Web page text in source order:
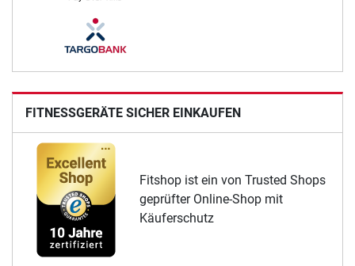
FITNESSGERÄTE SICHER EINKAUFEN
Fitshop ist ein von Trusted Shops
geprüfter Online-Shop mit
Käuferschutz